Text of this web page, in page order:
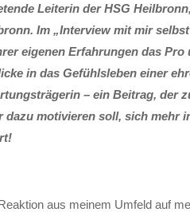
Leiterin der HSG
Im „Interview mit mir
eigenen Erfahrungen das
in das Gefühlsleben einer
– ein Beitrag, der
dazu motivieren soll, sich mehr
aus meinem Umfeld auf